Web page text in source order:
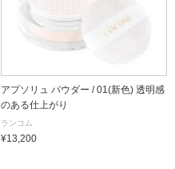
アプソリュ パウダー / 01(新色) 透明感
のある仕上がり
ランコム
¥13,200